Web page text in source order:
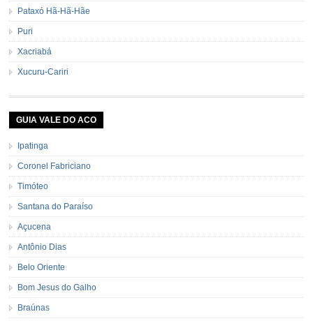
Pataxó Hã-Hã-Hãe
Puri
Xacriabá
Xucuru-Cariri
GUIA VALE DO ACO
Ipatinga
Coronel Fabriciano
Timóteo
Santana do Paraíso
Açucena
Antônio Dias
Belo Oriente
Bom Jesus do Galho
Braúnas